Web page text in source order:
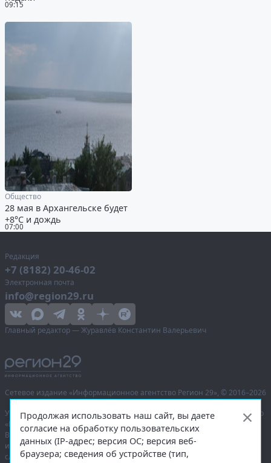
09:15
07:00
Общество
28 мая в Архангельске будет
+8°С и дождь
Редакция
+7 (8182) 20-46-02
Электронная почта
info@region29.ru
Главный редактор — Журавлёв Константин Валерьевич
Сетевое издание «Информационное агентство Регион 29», © 2016–2026
Учредитель — общество с ограниченной ответственностью «Агентство
«Правда Севера».
Выписка из реестра зарегистрированных средств массовой
информации:ЭЛ № ФС 77-74226от 09.11.2018 выдано Федеральной
службой по надзору в сфере связи, информационных технологий
Продолжая использовать наш сайт, вы даете
согласие на обработку пользовательских
данных (IP-адрес; версия ОС; версия веб-
браузера; сведения об устройстве (тип,